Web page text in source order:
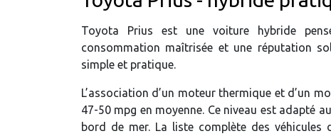
Toyota Prius est une voiture hybride
consommation maîtrisée et une réputation
simple et pratique.
L’association d’un moteur thermique et d’un
47-50 mpg en moyenne. Ce niveau est adapté
bord de mer. La liste complète des véhicules